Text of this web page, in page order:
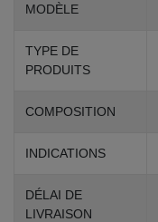
MODÈLE
TYPE DE
PRODUITS
COMPOSITION
INDICATIONS
DÉLAI DE
LIVRAISON